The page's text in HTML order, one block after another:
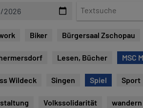
t
u
Biker Bürgersaal Zschopau
Lesen, Bücher MSC
Wildeck Singen Spiel Sport
Volkssolidarität wandern